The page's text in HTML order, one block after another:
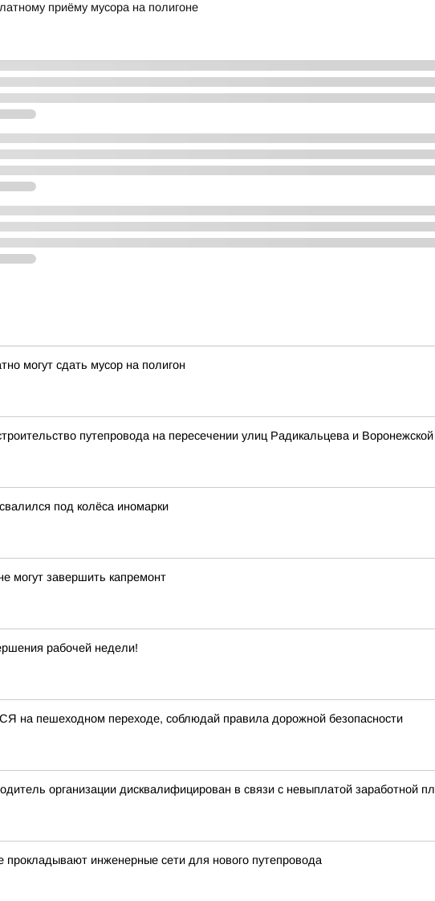
приёму мусора на полигоне
могут сдать мусор на полигон
путепровода на пересечении улиц Радикальцева и Воронежской
под колёса иномарки
могут завершить капремонт
рабочей недели!
на пешеходном переходе, соблюдай правила дорожной безопасности
организации дисквалифицирован в связи с невыплатой заработной
прокладывают инженерные сети для нового путепровода